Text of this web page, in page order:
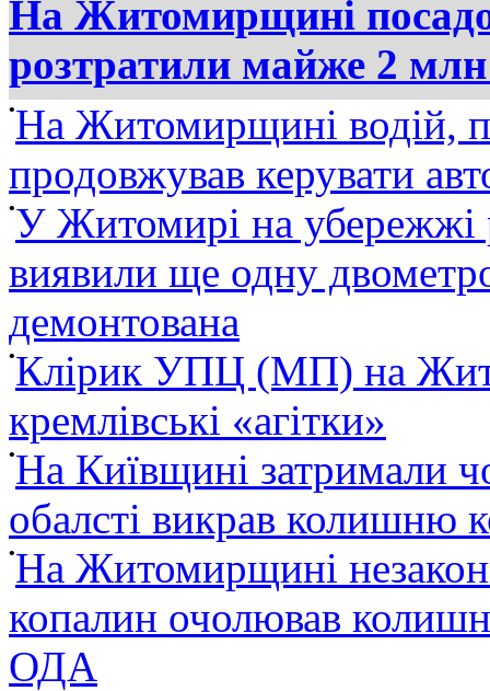
На Житомирщині
розтратили майже 2
•На Житомирщині водій,
продовжував керувати
•У Житомирі на убережжі
виявили ще одну
демонтована
•Клірик УПЦ (МП) на
кремлівські «агітки»
•На Київщині затримали
обалсті викрав колишню
•На Житомирщині
копалин очолював
ОДА